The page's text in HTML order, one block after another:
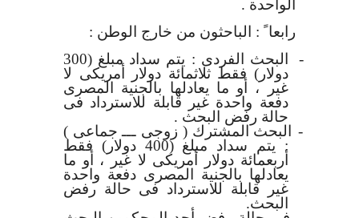
الواحدة .
رابعا ً : الباحثون من خارج الوطن :
-
البحث الفردى :
يتم سداد مبلغ (300
دولار) فقط ثلاثمائة دولار أمريكى لا
غير ، أو ما يعادلها بالجنية المصرى
دفعة واحدة غير قابلة للاسترداد فى
حالة رفض البحث .
-
البحث المشترك ( زوجى ـــ جماعى )
:
يتم سداد مبلغ (400 دولار) فقط
أربعمائة دولار أمريكى لا غير ، أو ما
يعادلها بالجنية المصرى دفعة واحدة
غير قابلة للاسترداد فى حالة رفض
البحث.